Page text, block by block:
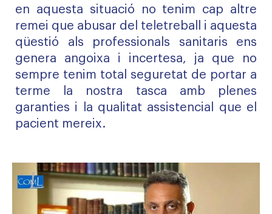
en aquesta situació no tenim cap altre
remei que abusar del teletreball i aquesta
qüestió als professionals sanitaris ens
genera angoixa i incertesa, ja que no
sempre tenim total seguretat de portar a
terme la nostra tasca amb plenes
garanties i la qualitat assistencial que el
pacient mereix.